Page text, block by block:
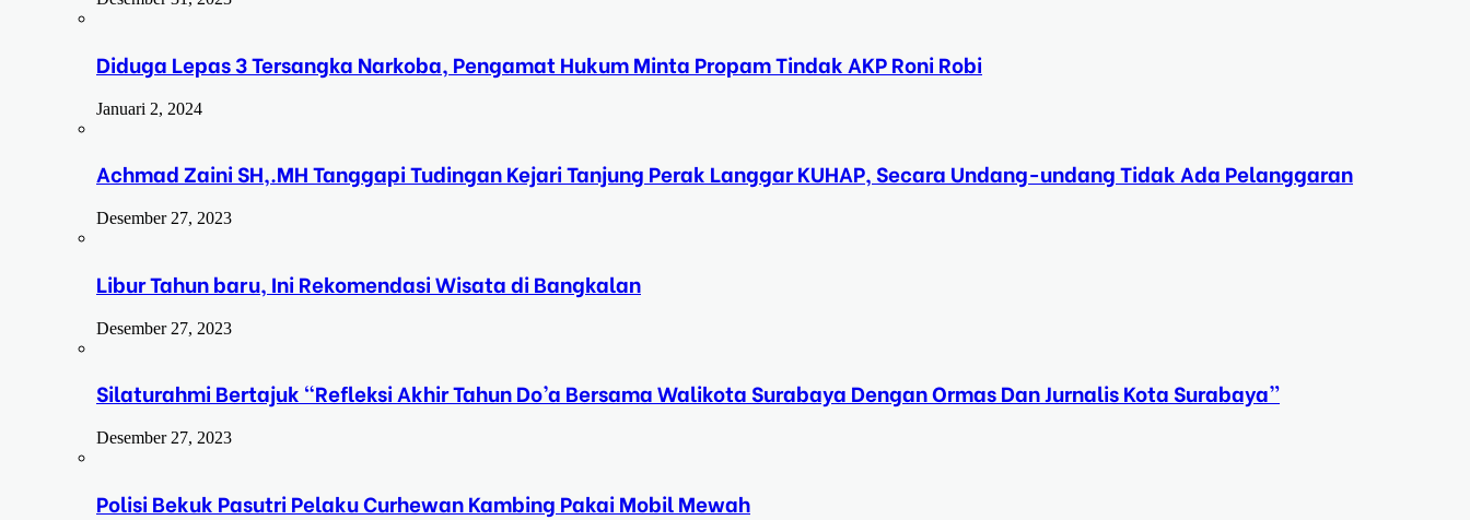
Diduga Lepas 3 Tersangka Narkoba, Pengamat Hukum Minta Propam Tindak AKP Roni Robi
Januari 2, 2024
Achmad Zaini SH,.MH Tanggapi Tudingan Kejari Tanjung Perak Langgar KUHAP, Secara Undang-undang Tidak Ada Pelanggaran
Desember 27, 2023
Libur Tahun baru, Ini Rekomendasi Wisata di Bangkalan
Desember 27, 2023
Silaturahmi Bertajuk “Refleksi Akhir Tahun Do’a Bersama Walikota Surabaya Dengan Ormas Dan Jurnalis Kota Surabaya”
Desember 27, 2023
Polisi Bekuk Pasutri Pelaku Curhewan Kambing Pakai Mobil Mewah